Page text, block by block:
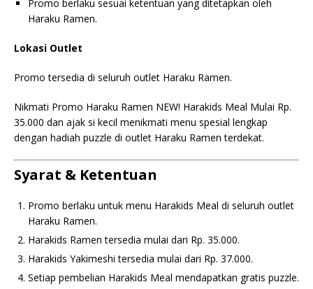
Promo berlaku sesuai ketentuan yang ditetapkan oleh
Haraku Ramen.
Lokasi Outlet
Promo tersedia di seluruh outlet Haraku Ramen.
Nikmati Promo Haraku Ramen NEW! Harakids Meal Mulai Rp.
35.000 dan ajak si kecil menikmati menu spesial lengkap
dengan hadiah puzzle di outlet Haraku Ramen terdekat.
Syarat & Ketentuan
Promo berlaku untuk menu Harakids Meal di seluruh outlet
Haraku Ramen.
Harakids Ramen tersedia mulai dari Rp. 35.000.
Harakids Yakimeshi tersedia mulai dari Rp. 37.000.
Setiap pembelian Harakids Meal mendapatkan gratis puzzle.